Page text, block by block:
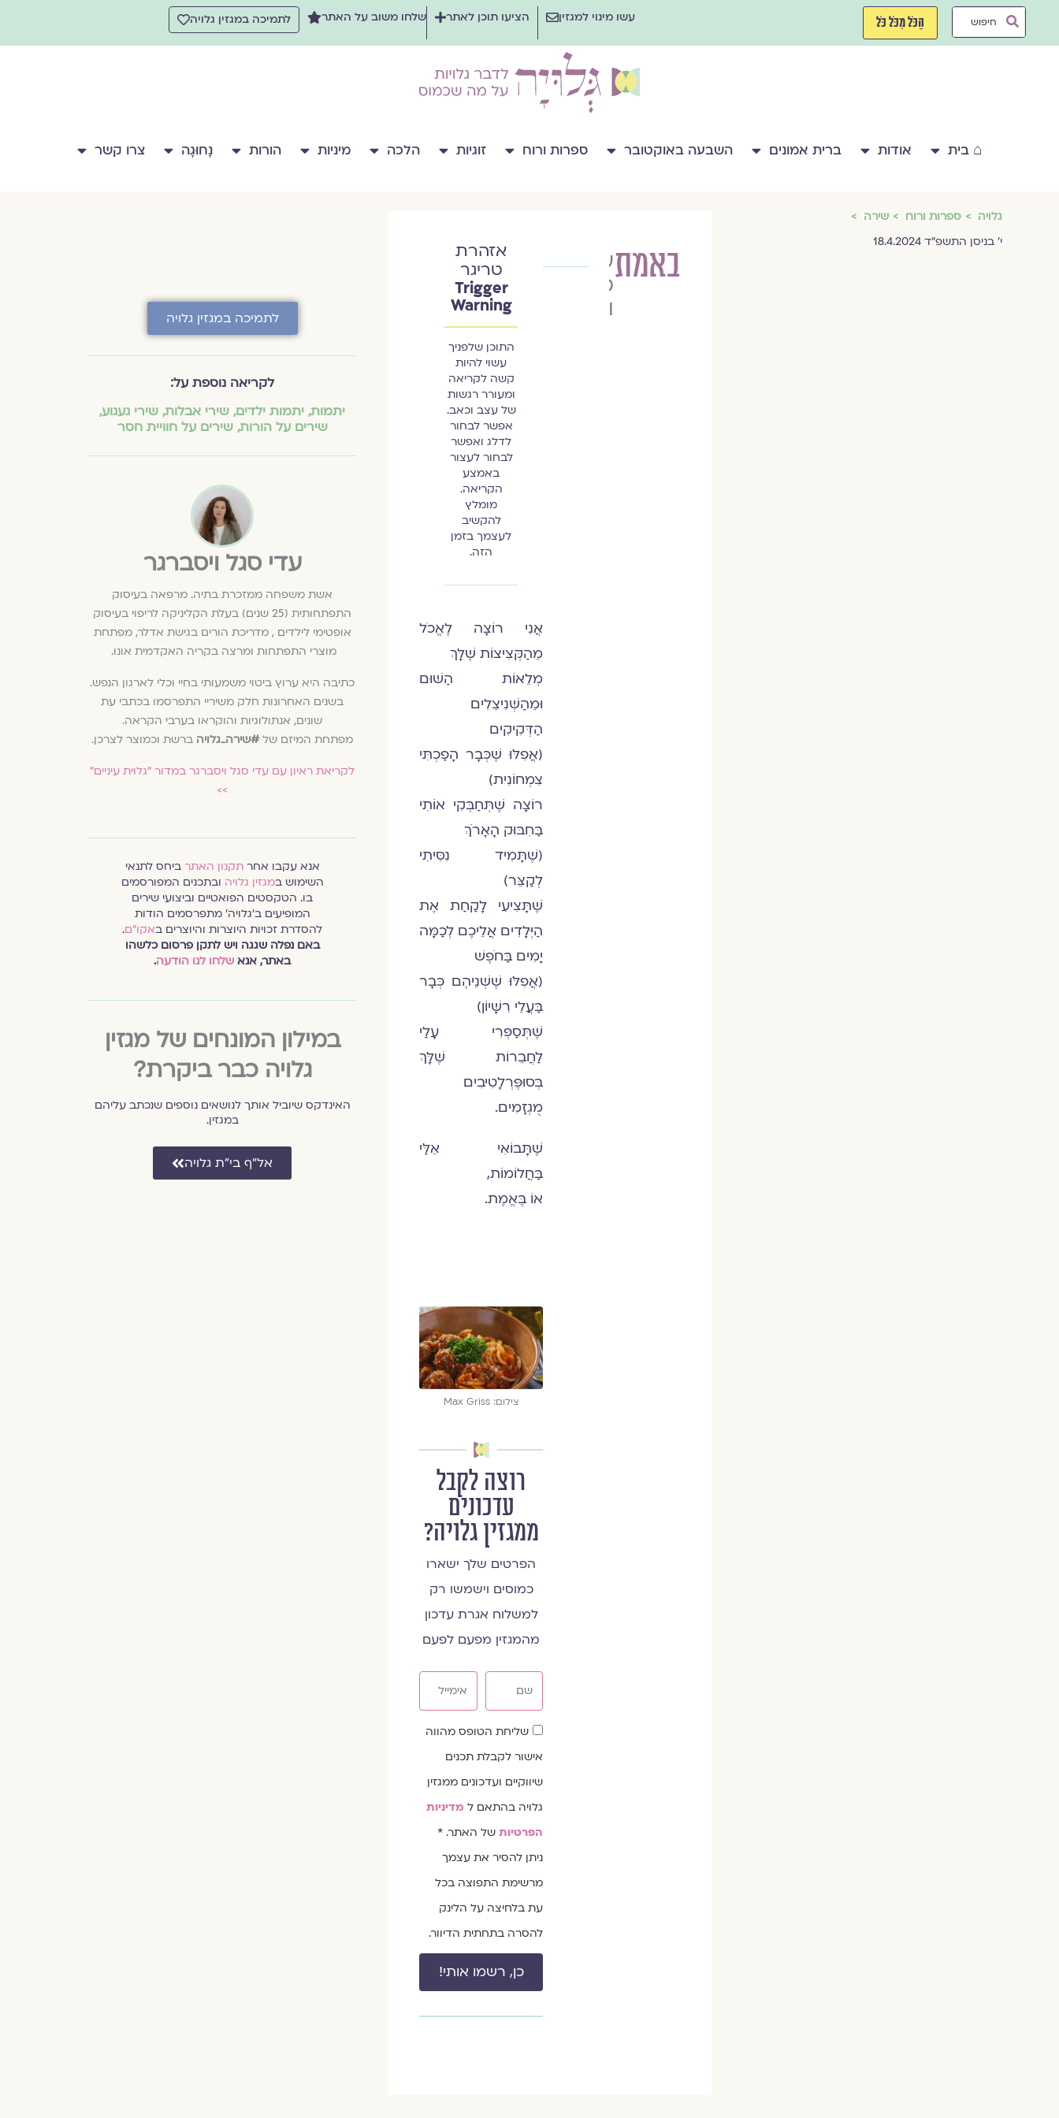
Search
הַכֹּל מִכֹּל כֹּל עשו מינוי למגזין הציעו תוכן לאתר שלחו משוב על האתר לתמיכה במגזין גלויה
⌂ בית אודות ברית אמונים השבעה באוקטובר ספרות ורוח זוגיות הלכה מיניות הורות נָחוּגָה צרו קשר
גלויה ספרות ורוח
שירה
י׳ בניסן התשפ״ד 18.4.2024
באמתעדי
סגל
ויסברגר
אזהרת
טריגר
Trigger
Warning
התוכן שלפניך
עשוי להיות
קשה לקריאה
ומעורר רגשות
של עצב וכאב.
אפשר לבחור
לדלג ואפשר
לבחור לעצור
באמצע
הקריאה.
מומלץ
להקשיב
לעצמך בזמן
הזה.
אֲנִי רוֹצָה לֶאֱכֹל
מֵהַקְּצִיצוֹת שֶׁלָּךְ
מְלֵאוֹת הַשּׁוּם
וּמֵהַשְּׁנִיצֵלִים
הַדְּקִיקִים
(אֲפִלּוּ שֶׁכְּבָר הָפַכְתִּי
צִמְחוֹנִית)
רוֹצָה שֶׁתְּחַבְּקִי אוֹתִי
בַּחִבּוּק הָאָרֹךְ
(שֶׁתָּמִיד נִסִּיתִי
לְקַצֵּר)
שֶׁתָּצִיעִי לָקַחַת אֶת
הַיְּלָדִים אֲלֵיכֶם לְכַמָּה
יָמִים בַּחֹפֶשׁ
(אֲפִלּוּ שֶׁשְּׁנֵיהֶם כְּבָר
בַּעֲלֵי רִשָּׁיוֹן)
שֶׁתְּסַפְּרִי עָלַי
לַחֲבֵרוֹת שֶׁלָּךְ
בְּסוּפֶּרְלָטִיבִים
מֻגְזָמִים.
שֶׁתָּבוֹאִי אֵלַּי
בַּחֲלוֹמוֹת,
אוֹ בֶּאֱמֶת.
צילום: Max Griss
רוצה לקבל
עדכונים
ממגזין גלויה?
הפרטים שלך ישארו
כמוסים וישמשו רק
למשלוח אגרת עדכון
מהמגזין מפעם לפעם
שדהשליחת הטופס מהווה
אישור לקבלת תכנים
שיווקיים ועדכונים ממגזין
גלויה בהתאם למדיניות
הפרטיותשל האתר. *
ניתן להסיר את עצמך
מרשימת התפוצה בכל
עת בלחיצה על הלינק
להסרה בתחתית הדיוור.
כן, רשמו אותי!
לתמיכה במגזין גלויה
לקריאה נוספת על:
יתמות, יתמות ילדים, שירי אבלות, שירי געגוע,
שירים על הורות,שירים על חוויית חסר
עדי סגל ויסברגר
אשת משפחה ממזכרת בתיה. מרפאה בעיסוק
התפתחותית (25 שנים) בעלת הקליניקה לריפוי בעיסוק
אופטימי לילדים , מדריכת הורים בגישת אדלר, מפתחת
מוצרי התפתחות ומרצה בקריה האקדמית אונו.
כתיבה היא ערוץ ביטוי משמעותי בחיי וכלי לארגון הנפש.
בשנים האחרונות חלק משיריי התפרסמו בכתבי עת
שונים, אנתולוגיות והוקראו בערבי הקראה.
מפתחת המיזם של#שירה_גלויה ברשת וכמוצר לצרכן.
לקריאת ראיון עם עדי סגל ויסברגר במדור ״גלוית עיניים״
>>
אנא עקבו אחרתקנון האתר ביחס לתנאי
השימוש במגזין גלויה ובתכנים המפורסמים
בו. הטקסטים הפואטיים וביצועי שירים
המופיעים ב׳גלויה׳ מתפרסמים הודות
להסדרת זכויות היוצרות והיוצרים באקו״ם.
באם נפלה שגגה ויש לתקן פרסום כלשהו
באתר, אנא שלחו לנו הודעה.
במילון המונחים של מגזין
גלויה כבר ביקרת?
האינדקס שיוביל אותך לנושאים נוספים שנכתב עליהם
במגזין.
אל״ף בי״ת גלויה